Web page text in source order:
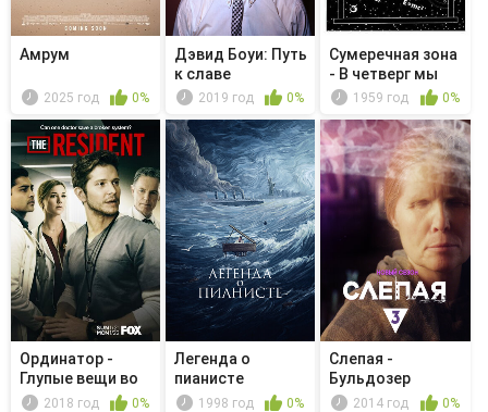
Амрум
2025 год 0%
Дэвид Боуи: Путь
к славе
2019 год 0%
Сумеречная зона
- В четверг мы
возвра...
1959 год 0%
Ординатор -
Глупые вещи во
имя секса
2018 год 0%
Легенда о
пианисте
1998 год 0%
Слепая -
Бульдозер
2014 год 0%